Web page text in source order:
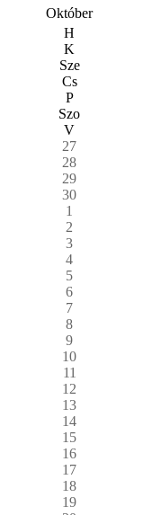
Október
H
K
Sze
Cs
P
Szo
V
27
28
29
30
1
2
3
4
5
6
7
8
9
10
11
12
13
14
15
16
17
18
19